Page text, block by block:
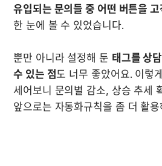
유입되는 문의들 중 어떤 버튼을
한 눈에 볼 수 있었습니다.
뿐만 아니라 설정해 둔 태그를 상
수 있는 점도 너무 좋았어요. 이렇
세어보니 문의별 감소, 상승 추세
앞으로는 자동화규칙을 좀 더 활